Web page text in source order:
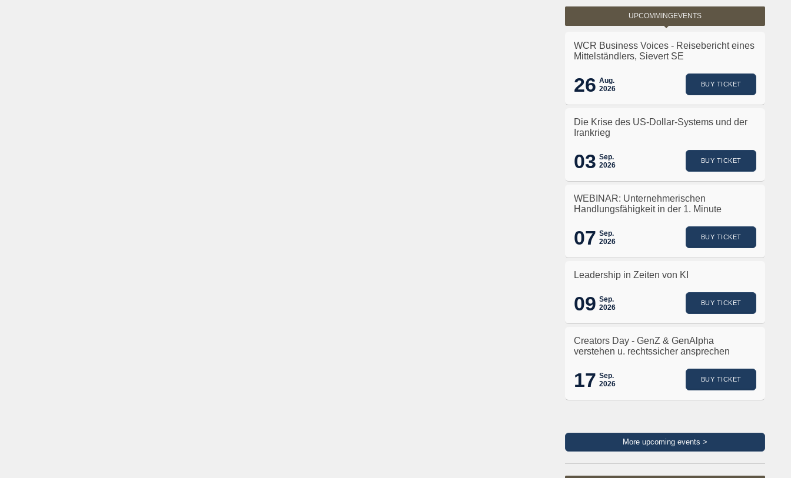
UPCOMMINGEVENTS
WCR Business Voices - Reisebericht eines
Mittelständlers, Sievert SE
26 Aug.
2026
BUY TICKET
Die Krise des US-Dollar-Systems und der
Irankrieg
03 Sep.
2026
BUY TICKET
WEBINAR: Unternehmerischen
Handlungsfähigkeit in der 1. Minute
07 Sep.
2026
BUY TICKET
Leadership in Zeiten von KI
09 Sep.
2026
BUY TICKET
Creators Day - GenZ & GenAlpha
verstehen u. rechtssicher ansprechen
17 Sep.
2026
BUY TICKET
More upcoming events >